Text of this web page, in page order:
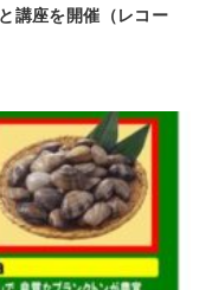
講座を開催（レコー